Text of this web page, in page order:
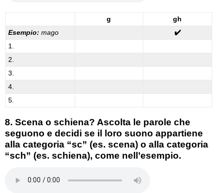
g
gh
Esempio:mago
✔️
1.
2.
3.
4.
5.
8. Scena o schiena? Ascolta le parole che
seguono e decidi se il loro suono appartiene
alla categoria “sc” (es. scena) o alla categoria
“sch” (es. schiena), come nell’esempio.